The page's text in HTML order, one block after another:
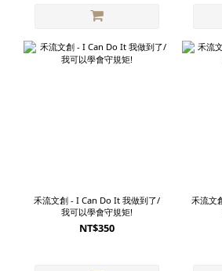
禾流文創 - I Can Do It 我做到了/
我可以學會守規矩!
NT$350
禾流文